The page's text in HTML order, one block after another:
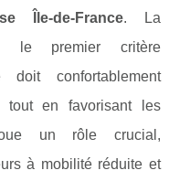
Île-de-France. La
le premier critère
confortablement
tout en favorisant les
un rôle crucial,
à mobilité réduite et